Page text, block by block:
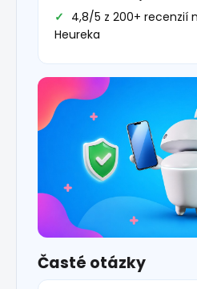
4,8/5 z 200+ recenzií
Heureka
Časté otázky